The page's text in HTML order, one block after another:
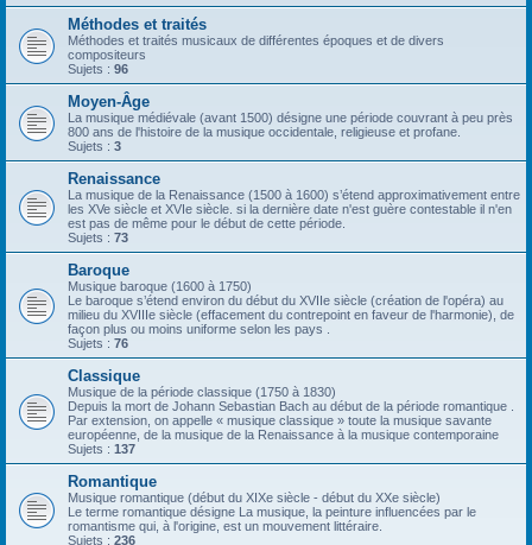
Méthodes et traités
Méthodes et traités musicaux de différentes époques et de divers
compositeurs
Sujets : 96
Moyen-Âge
La musique médiévale (avant 1500) désigne une période couvrant à peu près
800 ans de l'histoire de la musique occidentale, religieuse et profane.
Sujets : 3
Renaissance
La musique de la Renaissance (1500 à 1600) s’étend approximativement entre
les XVe siècle et XVIe siècle. si la dernière date n'est guère contestable il n'en
est pas de même pour le début de cette période.
Sujets : 73
Baroque
Musique baroque (1600 à 1750)
Le baroque s’étend environ du début du XVIIe siècle (création de l'opéra) au
milieu du XVIIIe siècle (effacement du contrepoint en faveur de l'harmonie), de
façon plus ou moins uniforme selon les pays .
Sujets : 76
Classique
Musique de la période classique (1750 à 1830)
Depuis la mort de Johann Sebastian Bach au début de la période romantique .
Par extension, on appelle « musique classique » toute la musique savante
européenne, de la musique de la Renaissance à la musique contemporaine
Sujets : 137
Romantique
Musique romantique (début du XIXe siècle - début du XXe siècle)
Le terme romantique désigne La musique, la peinture influencées par le
romantisme qui, à l'origine, est un mouvement littéraire.
Sujets : 236